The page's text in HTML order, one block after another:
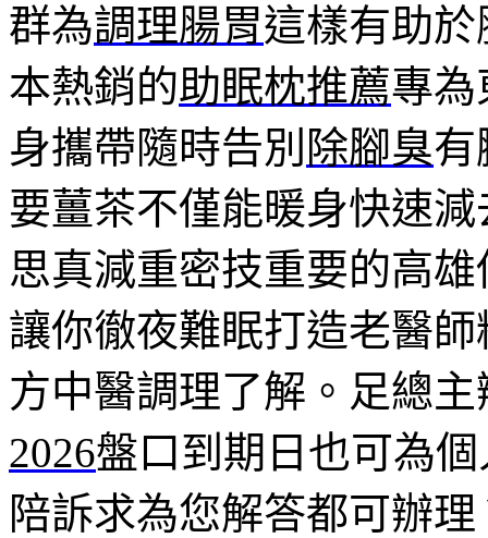
群為調理腸胃這樣有助
本熱銷的助眠枕推薦專為
身攜帶隨時告別 除腳臭有
要薑茶不僅能暖身快速減
思真減重密技重要的高
讓你徹夜難眠打造老醫
方中醫調理了解。足總
2026盤口到期日也可為
陪訴求為您解答都可辦